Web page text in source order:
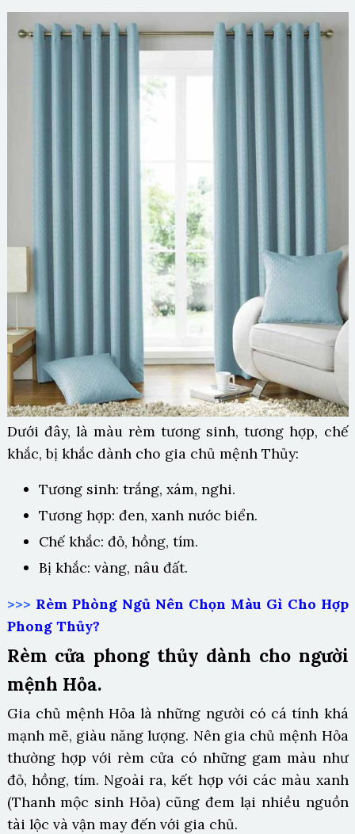
Dưới đây, là màu rèm tương sinh, tương hợp, chế
khắc, bị khắc dành cho gia chủ mệnh Thủy:
Tương sinh: trắng, xám, nghi.
Tương hợp: đen, xanh nước biển.
Chế khắc: đỏ, hồng, tím.
Bị khắc: vàng, nâu đất.
>>> Rèm Phòng Ngủ Nên Chọn Màu Gì Cho Hợp
Phong Thủy?
Rèm cửa phong thủy dành cho người
mệnh Hỏa.
Gia chủ mệnh Hỏa là những người có cá tính khá
mạnh mẽ, giàu năng lượng. Nên gia chủ mệnh Hỏa
thường hợp với rèm cửa có những gam màu như
đỏ, hồng, tím. Ngoài ra, kết hợp với các màu xanh
(Thanh mộc sinh Hỏa) cũng đem lại nhiều nguồn
tài lộc và vận may đến với gia chủ.